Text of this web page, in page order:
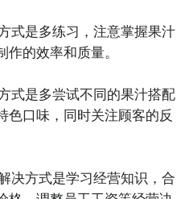
一名糖果工厂的经营者，在
果，扩展自己的工厂，并
植和收获各种奇妙的水果，
玩家交流分享自己的成
戏中，你可以参加各种美
式是多练习，注意掌握果汁
的效率和质量。
式是多尝试不同的果汁搭配
色口味，同时关注顾客的反
决方式是学习经营知识，合